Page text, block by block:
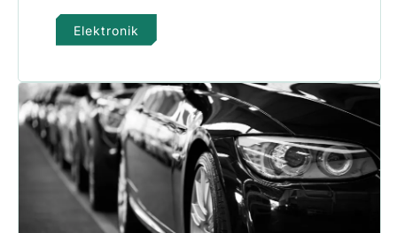
Elektronik